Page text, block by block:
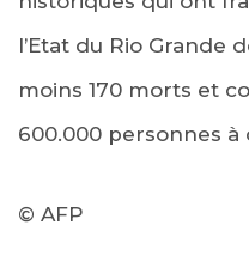
l’Etat du Rio Grande
moins 170 morts et
600.000 personnes
© AFP